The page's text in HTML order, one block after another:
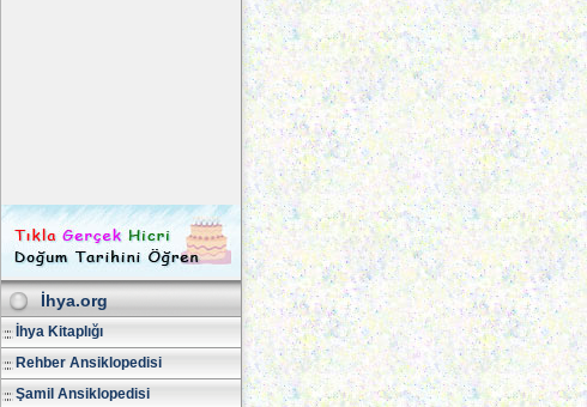
İhya.org
İhya Kitaplığı
Rehber Ansiklopedisi
Şamil Ansiklopedisi